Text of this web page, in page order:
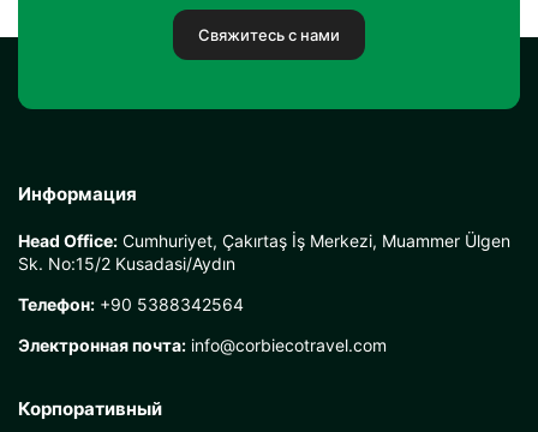
Свяжитесь с нами
Информация
Head Office: Cumhuriyet, Çakırtaş İş Merkezi, Muammer Ülgen
Sk. No:15/2 Kusadasi/Aydın
Телефон: +90 5388342564
Электронная почта: info@corbiecotravel.com
Корпоративный